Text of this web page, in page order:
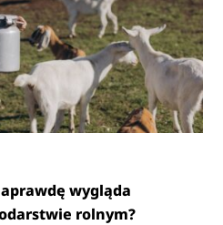
wygląda
rolnym?